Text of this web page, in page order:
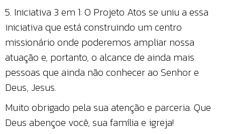
5. Iniciativa 3 em 1: O Projeto Atos se uniu a essa
iniciativa que está construindo um centro
missionário onde poderemos ampliar nossa
atuação e, portanto, o alcance de ainda mais
pessoas que ainda não conhecer ao Senhor e
Deus, Jesus.
Muito obrigado pela sua atenção e parceria. Que
Deus abençoe você, sua família e igreja!